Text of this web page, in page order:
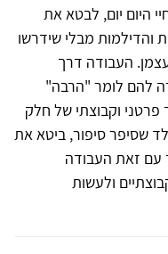
היום יום, לבטא את
והדילמות מבלי שידרשו
העבודה דרך
להם לומר "הרבה"
פרטני וקבוצתי של חלק
שסיפר סיפור, ביטא את
עם זאת העבודה
ולעשות